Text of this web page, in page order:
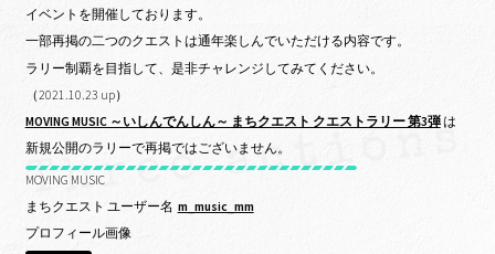
イベントを開催しております。
一部再掲の二つのクエストは通年楽しんでいただける内容です。
ラリー制覇を目指して、是非チャレンジしてみてください。
（2021.10.23 up）
MOVING MUSIC ～いしんでんしん～ まちクエスト クエストラリー 第3弾は
新規公開のラリーで再掲ではございません。
MOVING MUSIC
まちクエスト ユーザー名 m_music_mm
プロフィール画像